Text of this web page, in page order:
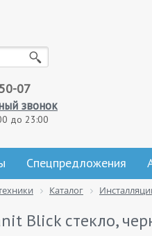
07
звонок
до 23:00
Спецпредложения
Каталог
Blick стекло,